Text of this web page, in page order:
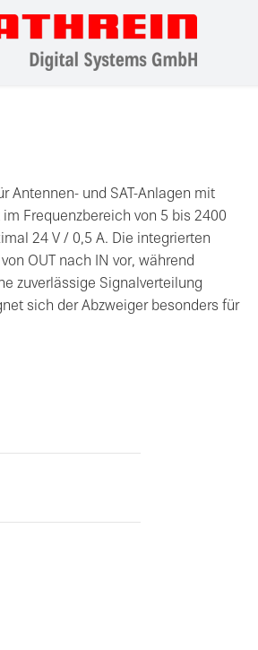
Antennen- und SAT-Anlagen mit
Frequenzbereich von 5 bis 2400
24 V / 0,5 A. Die integrierten
OUT nach IN vor, während
zuverlässige Signalverteilung
sich der Abzweiger besonders für